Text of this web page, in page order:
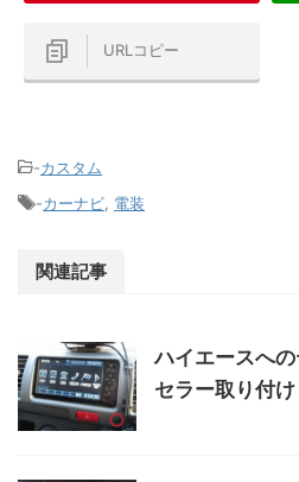
URLコピー
-カスタム
-カーナビ 電装
関連記事
ハイエースへ
セラー取り付け